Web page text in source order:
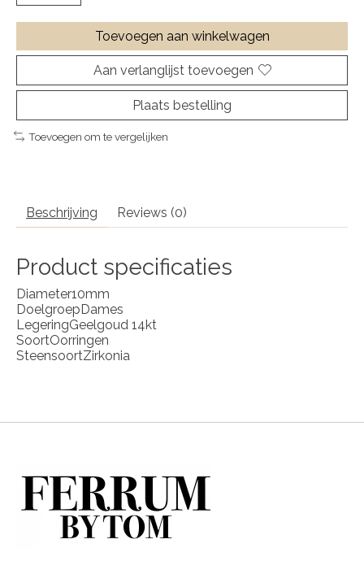
Toevoegen aan winkelwagen
Aan verlanglijst toevoegen
Plaats bestelling
Toevoegen om te vergelijken
Beschrijving Reviews (0)
Product specificaties
Diameter10mm
Doelgroep Dames
LegeringGeelgoud 14kt
SoortOorringen
SteensoortZirkonia